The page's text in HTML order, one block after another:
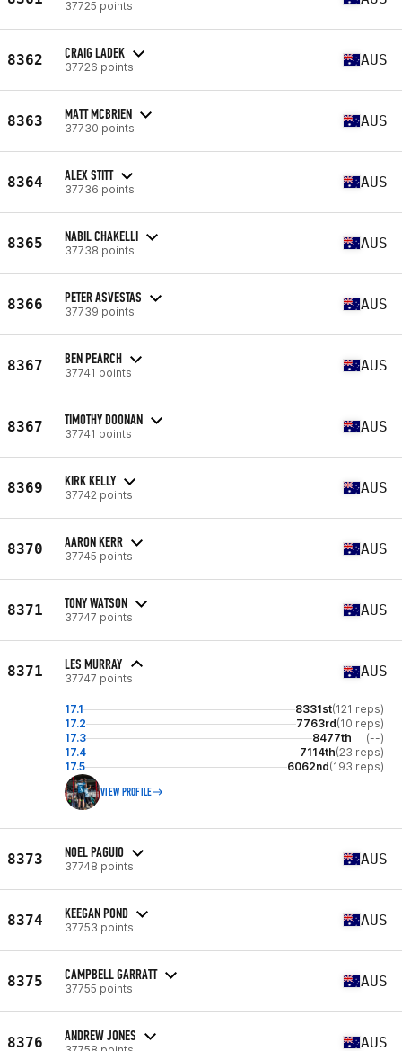
37725 points
8362 CRAIG LADEK
37726 points AUS
8363 MATT MCBRIEN
37730 points AUS
8364 ALEX STITT
37736 points AUS
8365 NABIL CHAKELLI
37738 points AUS
8366 PETER ASVESTAS
37739 points AUS
8367 BEN PEARCH
37741 points AUS
8367 TIMOTHY DOONAN
37741 points AUS
8369 KIRK KELLY
37742 points AUS
8370 AARON KERR
37745 points AUS
8371 TONY WATSON
37747 points AUS
8371 LES MURRAY
37747 points AUS
17.1 8331st(121 reps)
17.2
7763rd(10 reps)
17.3
8477th
(--)
17.4
7114th(23 reps)
17.5
6062nd(193 reps)
VIEW PROFILE
8373 NOEL PAGUIO
37748 points AUS
8374 KEEGAN POND
37753 points AUS
8375 CAMPBELL GARRATT
37755 points AUS
8376 ANDREW JONES AUS